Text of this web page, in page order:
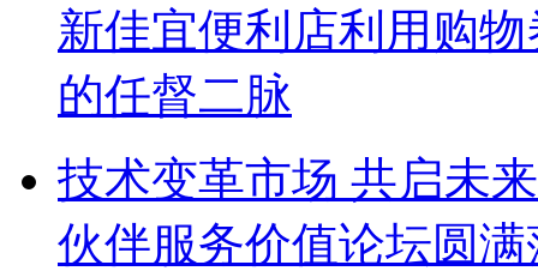
新佳宜便利店利用购
的任督二脉
技术变革市场 共启未
伙伴服务价值论坛圆满